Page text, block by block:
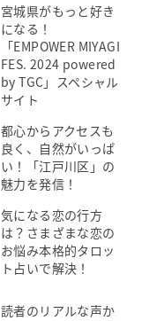
宮城県がもっと好き
になる！
「EMPOWER MIYAGI
FES. 2024 powered
by TGC」スペシャル
サイト
都心からアクセスも
良く、自然がいっぱ
い！「江戸川区」の
魅力を発信！
気になる恋の行方
は？さまざまな恋の
お悩み本格的タロッ
ト占いで解決！
読者のリアルな声か